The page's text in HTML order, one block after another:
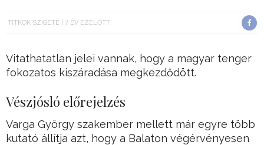
TITKOK SZIGETE 7 ÉV EZELŐTT
Vitathatatlan jelei vannak, hogy a magyar tenger
fokozatos kiszáradása megkezdődött.
Vészjósló előrejelzés
Varga György szakember mellett már egyre több
kutató állítja azt, hogy a Balaton végérvényesen